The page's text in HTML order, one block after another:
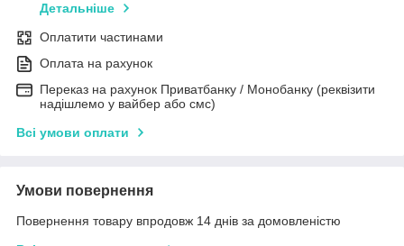
Детальніше
Оплатити частинами
Оплата на рахунок
Переказ на рахунок Приватбанку / Монобанку (реквізити
надішлемо у вайбер або смс)
Всі умови оплати
Умови повернення
Повернення товару впродовж 14 днів за домовленістю